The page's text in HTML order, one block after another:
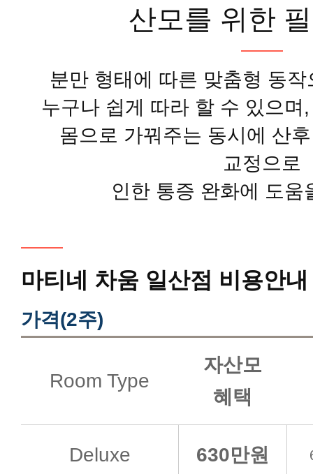
산모를 위한
분만 형태에 따른 맞춤형 동
누구나 쉽게 따라 할 수 있으며
몸으로 가꿔주는 동시에 산
교정으로
인한 통증 완화에 도움
마티네 차움 일산점 비용안내
가격(2주)
Room Type
자산모
혜택
Deluxe 630만원